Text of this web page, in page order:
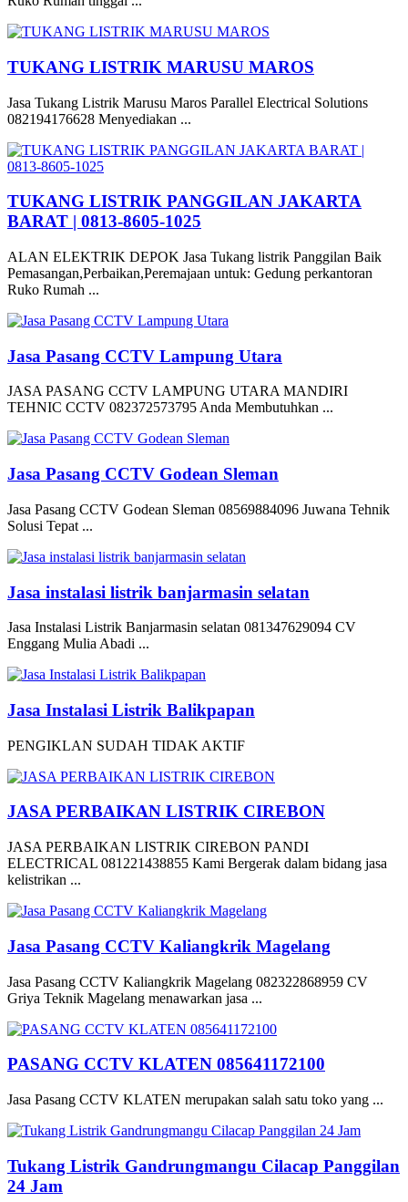
TUKANG LISTRIK MARUSU MAROS
Jasa Tukang Listrik Marusu Maros Parallel Electrical Solutions
082194176628 Menyediakan ...
TUKANG LISTRIK PANGGILAN JAKARTA
BARAT | 0813-8605-1025
ALAN ELEKTRIK DEPOK Jasa Tukang listrik Panggilan Baik
Pemasangan,Perbaikan,Peremajaan untuk: Gedung perkantoran
Ruko Rumah ...
Jasa Pasang CCTV Lampung Utara
JASA PASANG CCTV LAMPUNG UTARA MANDIRI
TEHNIC CCTV 082372573795 Anda Membutuhkan ...
Jasa Pasang CCTV Godean Sleman
Jasa Pasang CCTV Godean Sleman 08569884096 Juwana Tehnik
Solusi Tepat ...
Jasa instalasi listrik banjarmasin selatan
Jasa Instalasi Listrik Banjarmasin selatan 081347629094 CV
Enggang Mulia Abadi ...
Jasa Instalasi Listrik Balikpapan
PENGIKLAN SUDAH TIDAK AKTIF
JASA PERBAIKAN LISTRIK CIREBON
JASA PERBAIKAN LISTRIK CIREBON PANDI
ELECTRICAL 081221438855 Kami Bergerak dalam bidang jasa
kelistrikan ...
Jasa Pasang CCTV Kaliangkrik Magelang
Jasa Pasang CCTV Kaliangkrik Magelang 082322868959 CV
Griya Teknik Magelang menawarkan jasa ...
PASANG CCTV KLATEN 085641172100
Jasa Pasang CCTV KLATEN merupakan salah satu toko yang ...
Tukang Listrik Gandrungmangu Cilacap Panggilan
24 Jam